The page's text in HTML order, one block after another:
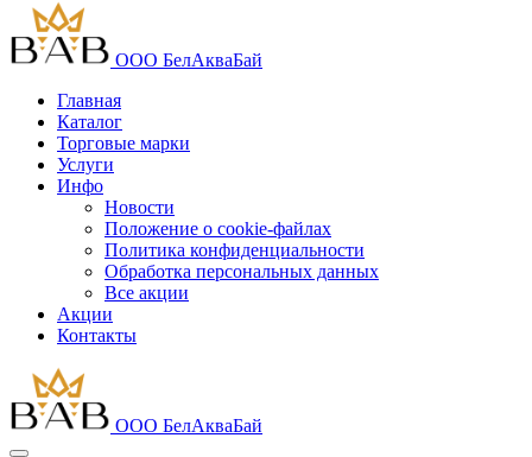
ООО БелАкваБай
Главная
Каталог
Торговые марки
Услуги
Инфо
Новости
Положение о cookie-файлах
Политика конфиденциальности
Обработка персональных данных
Все акции
Акции
Контакты
ООО БелАкваБай